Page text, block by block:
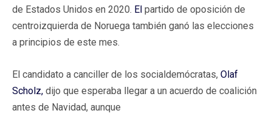
de Estados Unidos en 2020. El partido de oposición de
centroizquierda de Noruega también ganó las elecciones
a principios de este mes.
El candidato a canciller de los socialdemócratas, Olaf
Scholz, dijo que esperaba llegar a un acuerdo de coalición
antes de Navidad, aunque